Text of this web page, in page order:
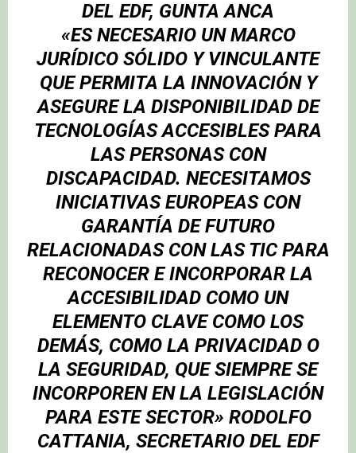
DEL EDF, GUNTA ANCA
«ES NECESARIO UN MARCO
JURÍDICO SÓLIDO Y VINCULANTE
QUE PERMITA LA INNOVACIÓNY
ASEGURE LA DISPONIBILIDAD DE
TECNOLOGÍAS ACCESIBLESPARA
LASPERSONAS CON
DISCAPACIDAD. NECESITAMOS
INICIATIVAS EUROPEAS CON
GARANTÍA DE FUTURO
RELACIONADAS CON LASTICPARA
RECONOCER E INCORPORAR LA
ACCESIBILIDAD COMO UN
ELEMENTO CLAVE COMO LOS
DEMÁS, COMO LA PRIVACIDADO
LA SEGURIDAD, QUE SIEMPRE SE
INCORPOREN EN LA LEGISLACIÓN
PARA ESTE SECTOR» RODOLFO
CATTANIA, SECRETARIO DEL EDF